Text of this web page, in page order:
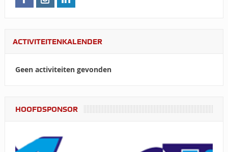
ACTIVITEITENKALENDER
Geen activiteiten gevonden
HOOFDSPONSOR